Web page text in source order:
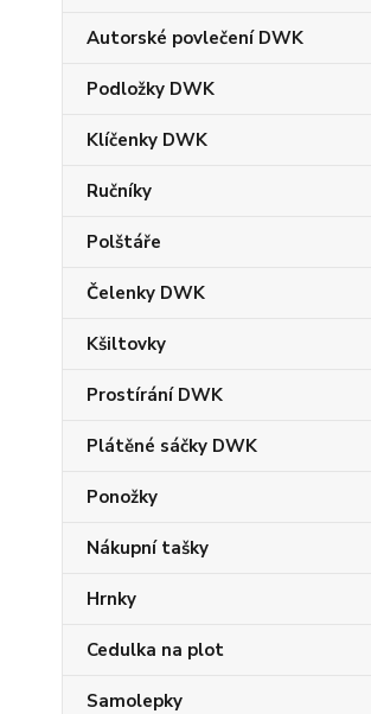
Autorské povlečení DWK
Podložky DWK
Klíčenky DWK
Ručníky
Polštáře
Čelenky DWK
Kšiltovky
Prostírání DWK
Plátěné sáčky DWK
Ponožky
Nákupní tašky
Hrnky
Cedulka na plot
Samolepky